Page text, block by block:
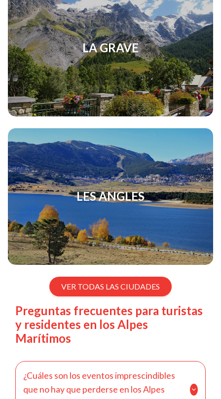
LA GRAVE
LES ANGLES
VER TODAS LAS CIUDADES
Preguntas frecuentes para turistas
y residentes en los Alpes
Marítimos
¿Cuáles son los eventos imprescindibles
que no hay que perderse en los Alpes